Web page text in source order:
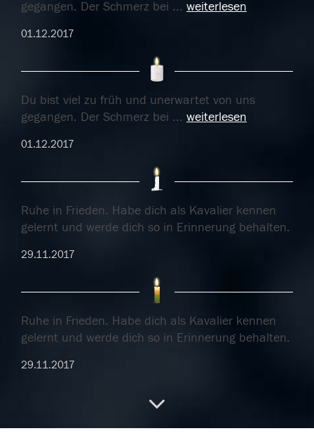
gegangen. Der Schmerz bei ... weiterlesen
01.12.2017
Du bist viel zu früh und unerwartet von uns
gegangen. Der Schmerz bei ... weiterlesen
01.12.2017
Ruhe in Frieden. Habe dich als Kavalier kennen
gelernt und werde dich so in Erinnerung behalten.
29.11.2017
Ruhe in Frieden. Habe dich als Kavalier kennen
gelernt und werde dich so in Erinnerung behalten.
29.11.2017